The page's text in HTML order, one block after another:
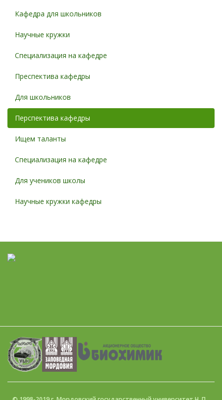
Кафедра для школьников
Научные кружки
Специализация на кафедре
Преспектива кафедры
Для школьников
Перспектива кафедры
Ищем таланты
Специализация на кафедре
Для учеников школы
Научные кружки кафедры